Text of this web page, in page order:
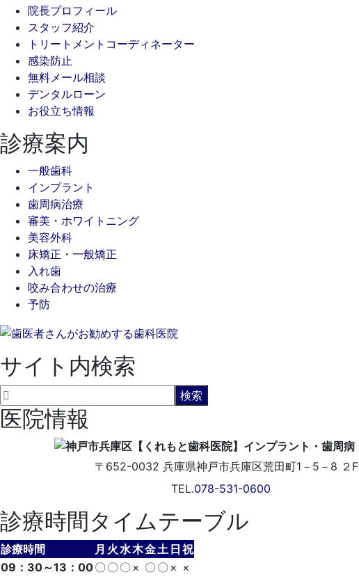
院長プロフィール
スタッフ紹介
トリートメントコーディネーター
感染防止
無料メール相談
デンタルローン
お役立ち情報
診療案内
一般歯科
インプラント
歯周病治療
審美・ホワイトニング
美容外科
床矯正・一般矯正
入れ歯
咬み合わせの治療
予防
サイト内検索
医院情報
〒652-0032兵庫県神戸市兵庫区荒田町1－5－8 ２F
TEL.078-531-0600
診療時間タイムテーブル
診療時間 月 火 水木金土 日 祝
09：30～13：00〇 〇 〇 × 〇 〇 × ×